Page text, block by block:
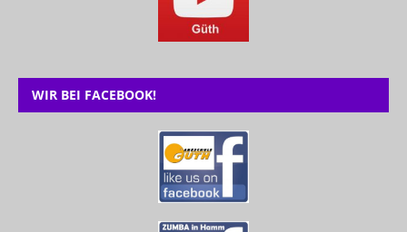
WIR BEI FACEBOOK!